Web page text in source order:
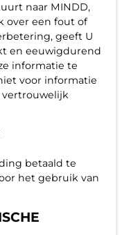
naar MINDD,
over een fout of
geeft U
en eeuwigdurend
informatie te
voor informatie
vertrouwelijk
betaald te
het gebruik van